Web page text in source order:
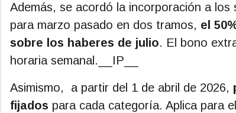
Además, se acordó la incorporación a
para marzo pasado en dos tramos, el
sobre los haberes de julio. El bono
horaria semanal. __IP__
Asimismo, a partir del 1 de abril de 2026,
fijados para cada categoría. Aplica para